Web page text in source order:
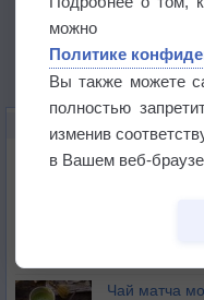
Почему
Букет
Чай матча
можно
Политике
Вы также можете
полностью
изменив
в Вашем веб-